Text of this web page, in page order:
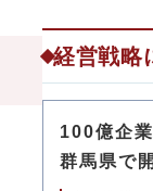
経営戦略
100億企
群馬県で